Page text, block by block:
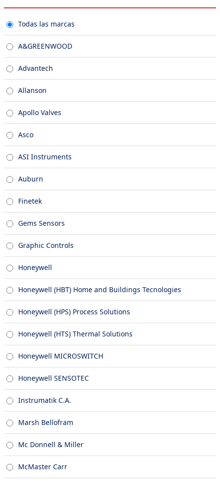
Todas las marcas
A&GREENWOOD
Advantech
Allanson
Apollo Valves
Asco
ASI Instruments
Auburn
Finetek
Gems Sensors
Graphic Controls
Honeywell
Honeywell (HBT) Home and Buildings Tecnologies
Honeywell (HPS) Process Solutions
Honeywell (HTS) Thermal Solutions
Honeywell MICROSWITCH
Honeywell SENSOTEC
Instrumatik C.A.
Marsh Bellofram
Mc Donnell & Miller
McMaster Carr